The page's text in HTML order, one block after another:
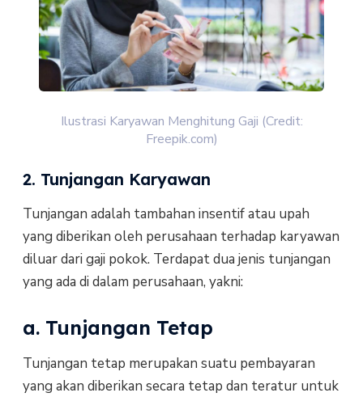
Ilustrasi Karyawan Menghitung Gaji (Credit:
Freepik.com)
2. Tunjangan Karyawan
Tunjangan adalah tambahan insentif atau upah
yang diberikan oleh perusahaan terhadap karyawan
diluar dari gaji pokok. Terdapat dua jenis tunjangan
yang ada di dalam perusahaan, yakni:
a. Tunjangan Tetap
Tunjangan tetap merupakan suatu pembayaran
yang akan diberikan secara tetap dan teratur untuk